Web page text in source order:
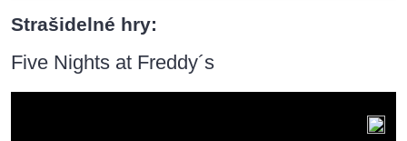
Strašidelné hry:
Five Nights at Freddy´s